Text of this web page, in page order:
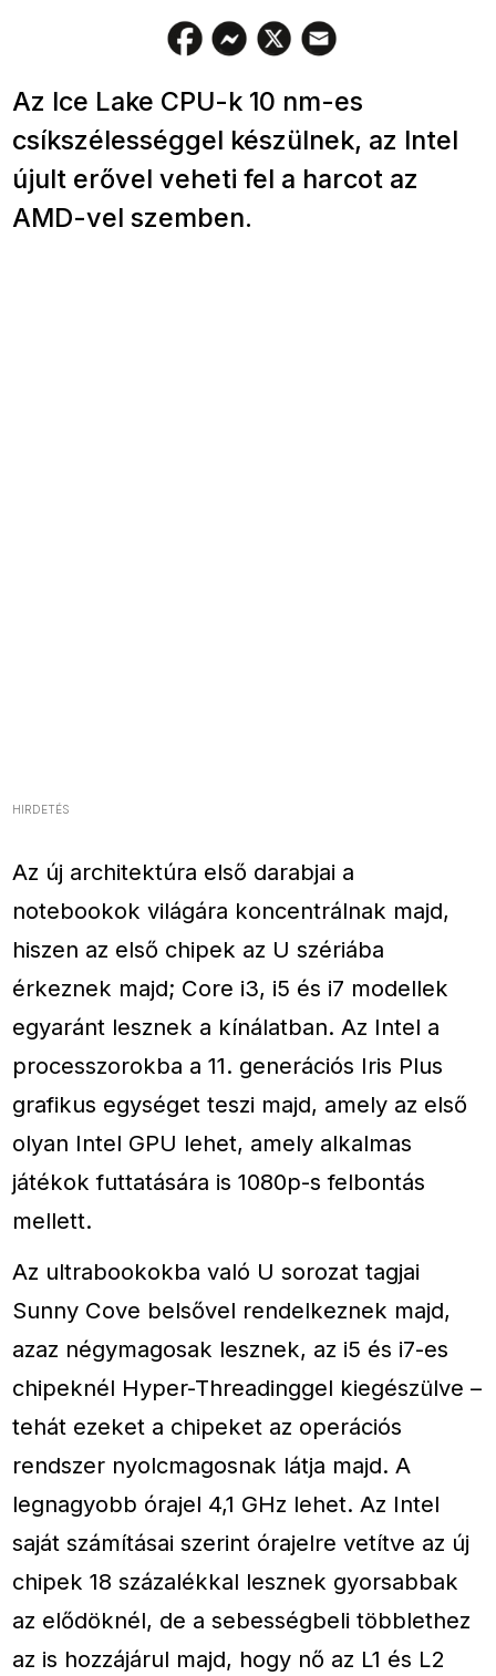
Az Ice Lake CPU-k 10 nm-es
csíkszélességgel készülnek, az Intel
újult erővel veheti fel a harcot az
AMD-vel szemben.
HIRDETÉS
Az új architektúra első darabjai a
notebookok világára koncentrálnak majd,
hiszen az első chipek az U szériába
érkeznek majd; Core i3, i5 és i7 modellek
egyaránt lesznek a kínálatban. Az Intel a
processzorokba a 11. generációs Iris Plus
grafikus egységet teszi majd, amely az első
olyan Intel GPU lehet, amely alkalmas
játékok futtatására is 1080p-s felbontás
mellett.
Az ultrabookokba való U sorozat tagjai
Sunny Cove belsővel rendelkeznek majd,
azaz négymagosak lesznek, az i5 és i7-es
chipeknél Hyper-Threadinggel kiegészülve –
tehát ezeket a chipeket az operációs
rendszer nyolcmagosnak látja majd. A
legnagyobb órajel 4,1 GHz lehet. Az Intel
saját számításai szerint órajelre vetítve az új
chipek 18 százalékkal lesznek gyorsabbak
az elődöknél, de a sebességbeli többlethez
az is hozzájárul majd, hogy nő az L1 és L2